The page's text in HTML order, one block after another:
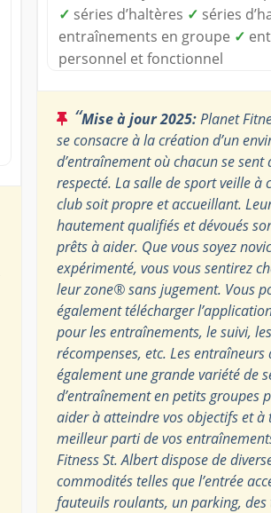
✓ séries d’haltères ✓ séries
entraînements en groupe ✓
personnel et fonctionnel
“Mise à jour 2025:Planet
se consacre à la création d’un
d’entraînement où chacun se sent
respecté. La salle de sport veille à
club soit propre et accueillant.
hautement qualifiés et dévoués
prêts à aider. Que vous soyez
expérimenté, vous vous sentirez
leur zone® sans jugement. Vous
également télécharger
pour les entraînements, le suivi, les
récompenses, etc. Les
également une grande variété de
d’entraînement en petits groupes
aider à atteindre vos objectifs et à
meilleur parti de vos
Fitness St. Albert dispose de
commodités telles que l’entrée
fauteuils roulants, un parking, des